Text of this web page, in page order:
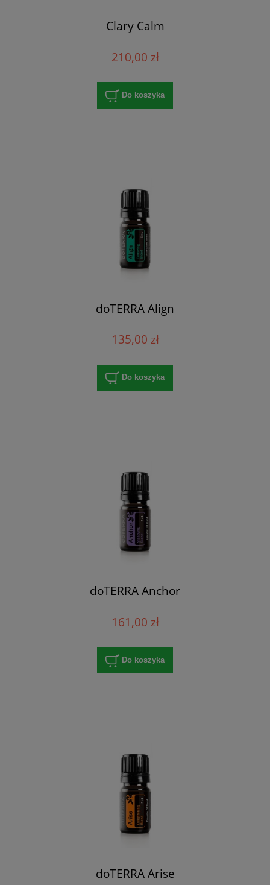
Clary Calm
210,00 zł
Do koszyka
doTERRA Align
135,00 zł
Do koszyka
doTERRA Anchor
161,00 zł
Do koszyka
doTERRA Arise